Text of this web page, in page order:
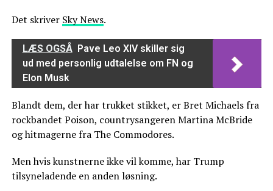
Det skriver Sky News.
LÆS OGSÅ Pave Leo XIV skiller sig
ud med personlig udtalelse om FN og
Elon Musk
Blandt dem, der har trukket stikket, er Bret Michaels fra
rockbandet Poison, countrysangeren Martina McBride
og hitmagerne fra The Commodores.
Men hvis kunstnerne ikke vil komme, har Trump
tilsyneladende en anden løsning.